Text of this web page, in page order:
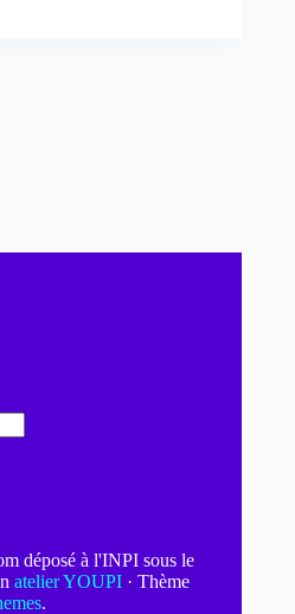
déposé à l'INPI sous le
atelier YOUPI · Thème
.